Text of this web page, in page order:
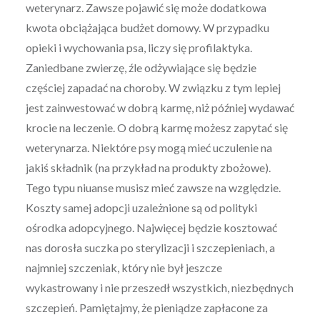
weterynarz. Zawsze pojawić się może dodatkowa
kwota obciążająca budżet domowy. W przypadku
opieki i wychowania psa, liczy się profilaktyka.
Zaniedbane zwierzę, źle odżywiające się będzie
częściej zapadać na choroby. W związku z tym lepiej
jest zainwestować w dobrą karmę, niż później wydawać
krocie na leczenie. O dobrą karmę możesz zapytać się
weterynarza. Niektóre psy mogą mieć uczulenie na
jakiś składnik (na przykład na produkty zbożowe).
Tego typu niuanse musisz mieć zawsze na względzie.
Koszty samej adopcji uzależnione są od polityki
ośrodka adopcyjnego. Najwięcej będzie kosztować
nas dorosła suczka po sterylizacji i szczepieniach, a
najmniej szczeniak, który nie był jeszcze
wykastrowany i nie przeszedł wszystkich, niezbędnych
szczepień. Pamiętajmy, że pieniądze zapłacone za